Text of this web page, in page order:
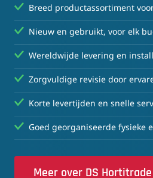
Breed productassortiment
Nieuw en gebruikt, voor elk
Wereldwijde levering en
Zorgvuldige revisie door
Korte levertijden en snelle
Goed georganiseerde fysieke
Meer over DS Hortitrade